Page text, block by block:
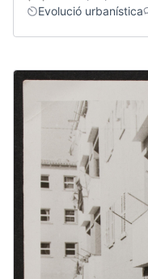
Evolució urbanística